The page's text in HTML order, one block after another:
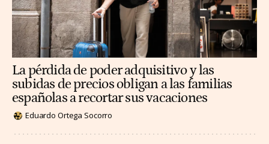
La pérdida de poder adquisitivo y las
subidas de precios obligan a las familias
españolas a recortar sus vacaciones
Eduardo Ortega Socorro